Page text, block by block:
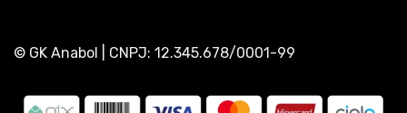
© GK Anabol | CNPJ: 12.345.678/0001-99